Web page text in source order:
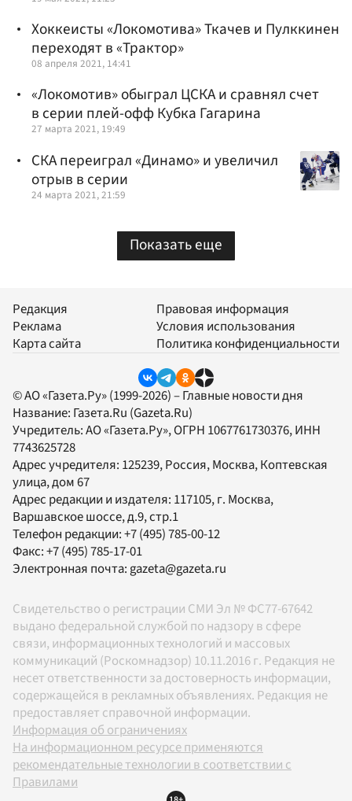
Хоккеисты «Локомотива» Ткачев и Пулккинен
переходят в «Трактор»
08 апреля 2021, 14:41
«Локомотив» обыграл ЦСКА и сравнял счет
в серии плей-офф Кубка Гагарина
27 марта 2021, 19:49
СКА переиграл «Динамо» и увеличил
отрыв в серии
24 марта 2021, 21:59
Показать еще
Редакция
Реклама
Карта сайта
Правовая информация
Условия использования
Политика конфиденциальности
© АО «Газета.Ру» (1999-2026) – Главные новости дня
Название: Газета.Ru (Gazeta.Ru)
Учредитель:АО «Газета.Ру», ОГРН 1067761730376, ИНН
7743625728
Адрес учредителя: 125239, Россия, Москва, Коптевская
улица, дом 67
Адрес редакции и издателя: 117105, г. Москва,
Варшавское шоссе, д.9, стр.1
Телефон редакции:+7 (495) 785-00-12
Факс:+7 (495) 785-17-01
Электронная почта:gazeta@gazeta.ru
Свидетельство о регистрации СМИ Эл № ФС77-67642
выдано федеральной службой по надзору в сфере
связи, информационных технологий и массовых
коммуникаций (Роскомнадзор) 10.11.2016 г. Редакция не
несет ответственности за достоверность информации,
содержащейся в рекламных объявлениях. Редакция не
предоставляет справочной информации.
Информация об ограничениях
На информационном ресурсе применяются
рекомендательные технологии в соответствии с
Правилами